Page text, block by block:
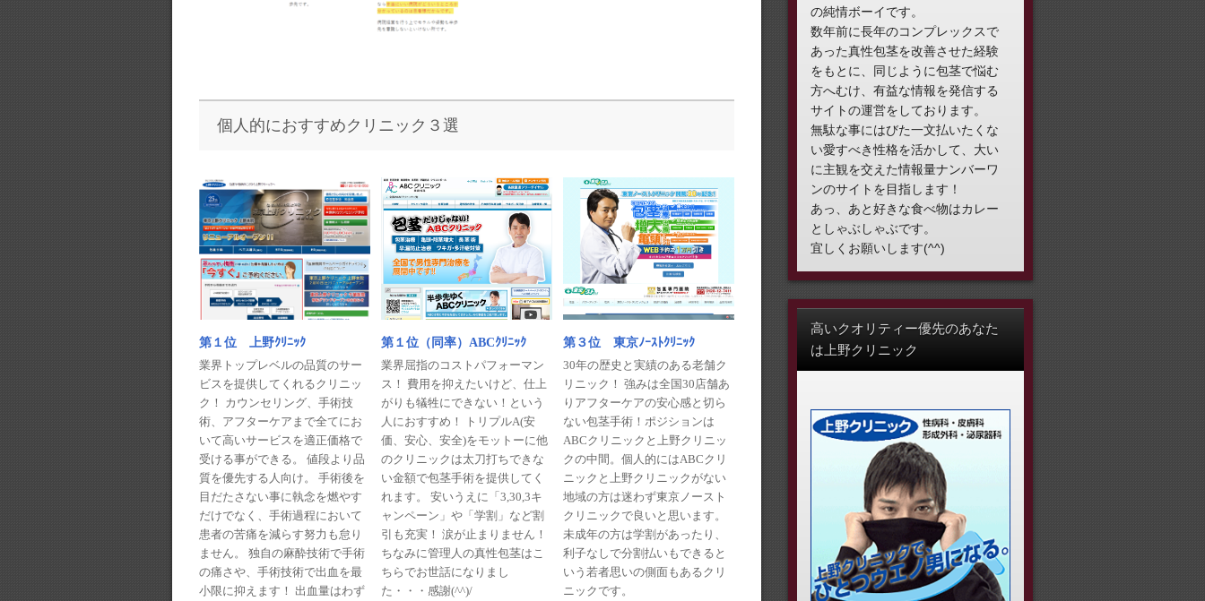
個人的におすすめクリニック３選
第１位 上野ｸﾘﾆｯｸ
業界トップレベルの品質のサー
ビスを提供してくれるクリニッ
ク！ カウンセリング、手術技
術、アフターケアまで全てにお
いて高いサービスを適正価格で
受ける事ができる。 値段より品
質を優先する人向け。 手術後を
目だたさない事に執念を燃やす
だけでなく、手術過程において
患者の苦痛を減らす努力も怠り
ません。 独自の麻酔技術で手術
の痛さや、手術技術で出血を最
小限に抑えます！ 出血量はわず
第１位（同率）ABCｸﾘﾆｯｸ
業界屈指のコストパフォーマン
ス！ 費用を抑えたいけど、仕上
がりも犠牲にできない！という
人におすすめ！ トリプルA(安
価、安心、安全)をモットーに他
のクリニックは太刀打ちできな
い金額で包茎手術を提供してく
れます。 安いうえに「3,30,3キ
ャンペーン」や「学割」など割
引も充実！ 涙が止まりません！
ちなみに管理人の真性包茎はこ
ちらでお世話になりまし
た・・・感謝(^^)/
第３位 東京ﾉｰｽﾄｸﾘﾆｯｸ
30年の歴史と実績のある老舗ク
リニック！ 強みは全国30店舗あ
りアフターケアの安心感と切ら
ない包茎手術！ポジションは
ABCクリニックと上野クリニッ
クの中間。個人的にはABCクリ
ニックと上野クリニックがない
地域の方は迷わず東京ノースト
クリニックで良いと思います。
未成年の方は学割があったり、
利子なしで分割払いもできると
いう若者思いの側面もあるクリ
ニックです。
の純情ボーイです。
数年前に長年のコンプレックスで
あった真性包茎を改善させた経験
をもとに、同じように包茎で悩む
方へむけ、有益な情報を発信する
サイトの運営をしております。
無駄な事にはびた一文払いたくな
い愛すべき性格を活かして、大い
に主観を交えた情報量ナンバーワ
ンのサイトを目指します！
あっ、あと好きな食べ物はカレー
としゃぶしゃぶです。
宜しくお願いします(^^)
高いクオリティー優先のあなた
は上野クリニック